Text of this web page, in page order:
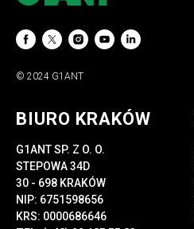
© 2024 G1ANT
BIURO KRAKÓW
G1ANT SP. Z O. O.
STEPOWA 34D
30 - 698 KRAKÓW
NIP: 6751598656
KRS: 0000686646